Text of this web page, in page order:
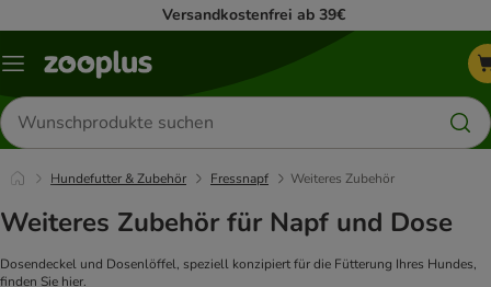
Versandkostenfrei ab 39€
Menü
Produkte
suchen
Hundefutter & Zubehör Fressnapf Weiteres Zubehör
Weiteres Zubehör für Napf und Dose
Dosendeckel und Dosenlöffel, speziell konzipiert für die Fütterung Ihres Hundes,
finden Sie hier.